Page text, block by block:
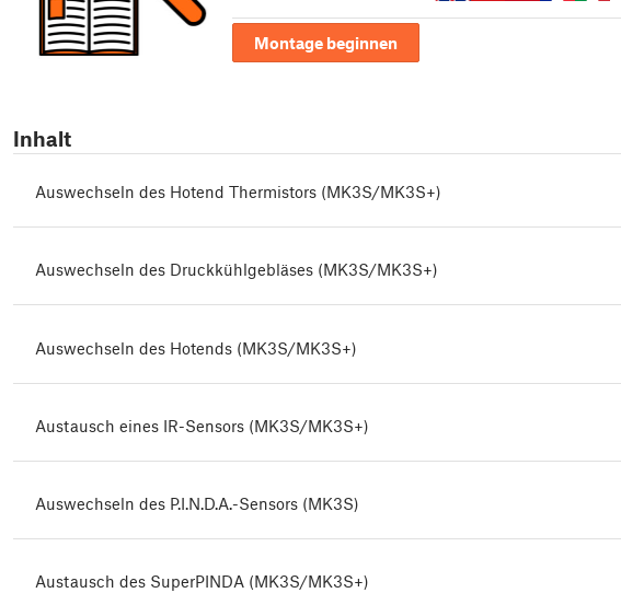
Montage beginnen
Inhalt
Auswechseln des Hotend Thermistors (MK3S/MK3S+)
Auswechseln des Druckkühlgebläses (MK3S/MK3S+)
Auswechseln des Hotends (MK3S/MK3S+)
Austausch eines IR-Sensors (MK3S/MK3S+)
Auswechseln des P.I.N.D.A.-Sensors (MK3S)
Austausch des SuperPINDA (MK3S/MK3S+)